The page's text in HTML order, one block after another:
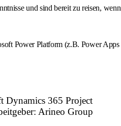
und sind bereit zu reisen, wenn
Power Platform (z.B. Power Apps
Dynamics 365 Project
Arineo Group